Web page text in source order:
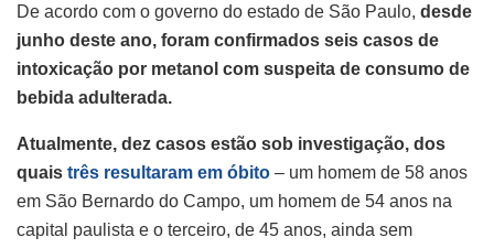
De acordo com o governo do estado de São Paulo, desde
junho deste ano, foram confirmados seis casos de
intoxicação por metanol com suspeita de consumo de
bebida adulterada.
Atualmente, dez casos estão sob investigação, dos
quais três resultaram em óbito – um homem de 58 anos
em São Bernardo do Campo, um homem de 54 anos na
capital paulista e o terceiro, de 45 anos, ainda sem